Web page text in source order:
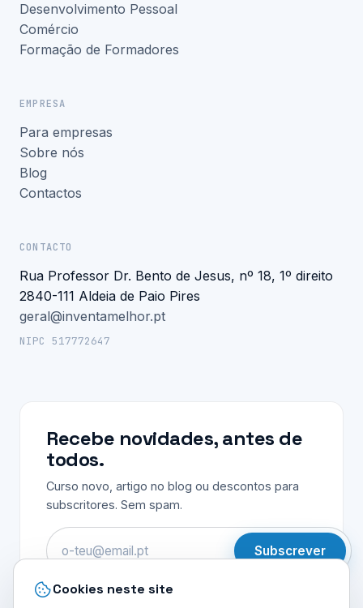
Desenvolvimento Pessoal
Comércio
Formação de Formadores
EMPRESA
Para empresas
Sobre nós
Blog
Contactos
CONTACTO
Rua Professor Dr. Bento de Jesus, nº 18, 1º direito
2840-111 Aldeia de Paio Pires
geral@inventamelhor.pt
NIPC 517772647
Recebe novidades, antes de
todos.
Curso novo, artigo no blog ou descontos para
subscritores. Sem spam.
Subscrever
Cookies neste site